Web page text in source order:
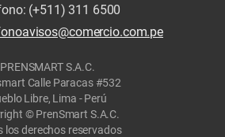
(+511) 311 6500
PRENSMART S.A.C.
Calle Paracas #532
Libre, Lima - Perú
© PrenSmart S.A.C.
los derechos reservados